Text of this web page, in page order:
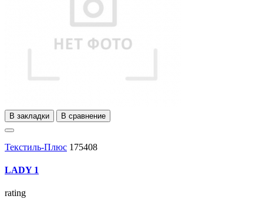
В закладки В сравнение
Текстиль-Плюс 175408
LADY 1
rating